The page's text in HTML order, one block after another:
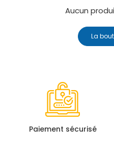
Aucun
La
Paiement sécurisé